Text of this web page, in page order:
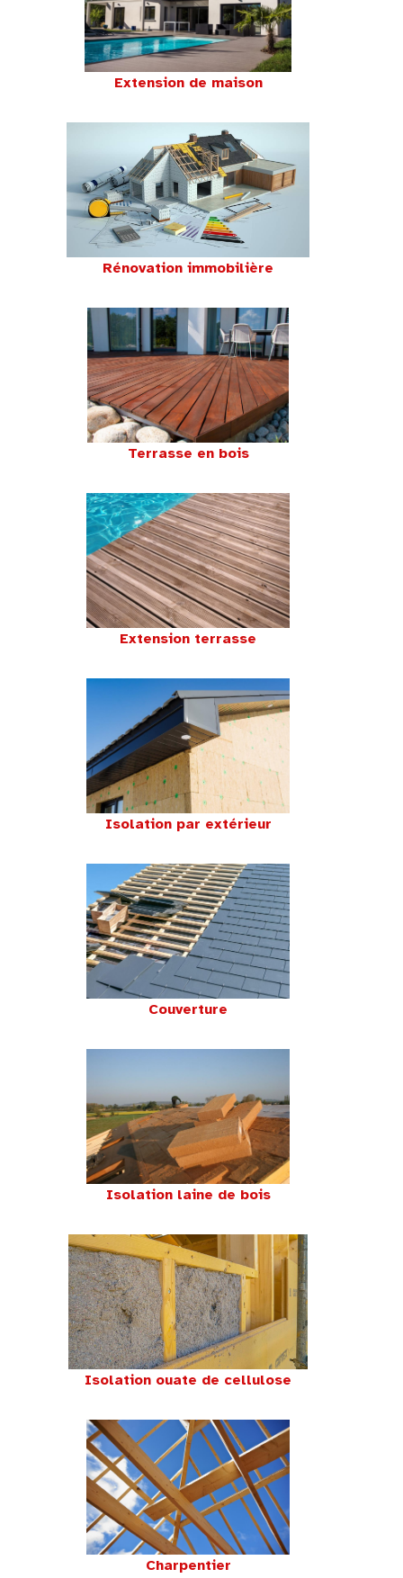
Extension de maison
Rénovation immobilière
Terrasse en bois
Extension terrasse
Isolation par extérieur
Couverture
Isolation laine de bois
Isolation ouate de cellulose
Charpentier